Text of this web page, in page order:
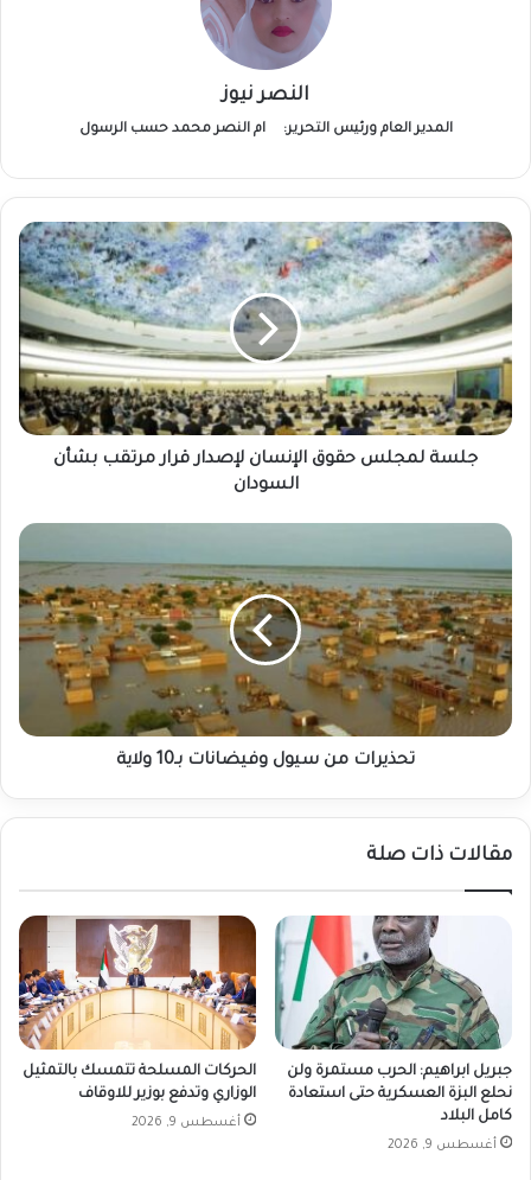
النصر نيوز
المدير العام ورئيس التحرير: ام النصر محمد حسب الرسول
جلسة
لمجلس
حقوق
الإنسان
لإصدار
قرار
مرتقب
بشأن
السودان
جلسة لمجلس حقوق الإنسان لإصدار قرار مرتقب بشأن
السودان
تحذيرات
سيول
وفيضانات
بـ10
ولاية
تحذيرات من سيول وفيضانات بـ10 ولاية
مقالات ذات صلة
جبريل ابراهيم: الحرب مستمرة ولن
نحلع البزة العسكرية حتى استعادة
كامل البلاد
أغسطس 9, 2026
الحركات المسلحة تتمسك بالتمثيل
الوزاري وتدفع بوزير للاوقاف
أغسطس 9, 2026